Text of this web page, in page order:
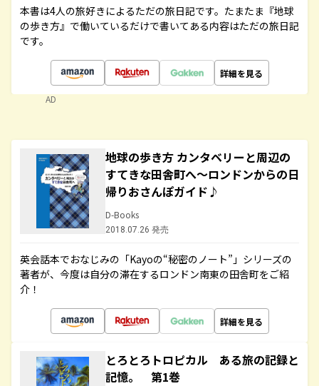
本書は4人の旅好きによるただの旅日記です。たまたま『地球
の歩き方』で働いているだけで書いてある内容はただの旅日記
です。
詳細を見る
AD
地球の歩き方 カンタベリーと周辺の
すてきな田舎町へ～ロンドンからの日
帰りおさんぽガイド♪
D-Books
2018.07.26 発売
英会話本でおなじみの「Kayoの“秘密のノート”」シリーズの
著者が、今度は自分の滞在するロンドン南東の田舎町をご紹
介！
詳細を見る
とろとろトロピカル ある旅の記録と
記憶。 第1巻